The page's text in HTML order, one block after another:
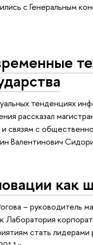
с Генеральным
тенденциях
рассказал
и связям с
Валентинович
как
– руководитель
Лаборатория
стать